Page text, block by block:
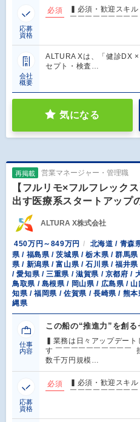
応募
資格
必須
▍必須・歓迎スキル
￣￣￣￣￣￣￣￣
会社
概要
ALTURA Xは、「健診DX
セプト・検査…
気になる
再掲載 営業マネージャー・管理職
【フルリモ×フルフレッ
出す医療系スタートアップ
ALTURA X株式会社
450万円～849万円
北海道 / 青森
県 / 福島県 / 茨城県 / 栃木県 / 群馬
県 / 新潟県 / 富山県 / 石川県 / 福井
/ 愛知県 / 三重県 / 滋賀県 / 京都府 /
鳥取県 / 島根県 / 岡山県 / 広島県 /
知県 / 福岡県 / 佐賀県 / 長崎県 / 熊
縄県
仕事
内容
この船の“推進力”を創る
▍業務は日々アップデー
す ￣￣￣￣￣￣￣￣￣￣
数千万円規模…
応募
資格
必須
▍必須・歓迎スキ
￣￣￣￣￣￣￣￣